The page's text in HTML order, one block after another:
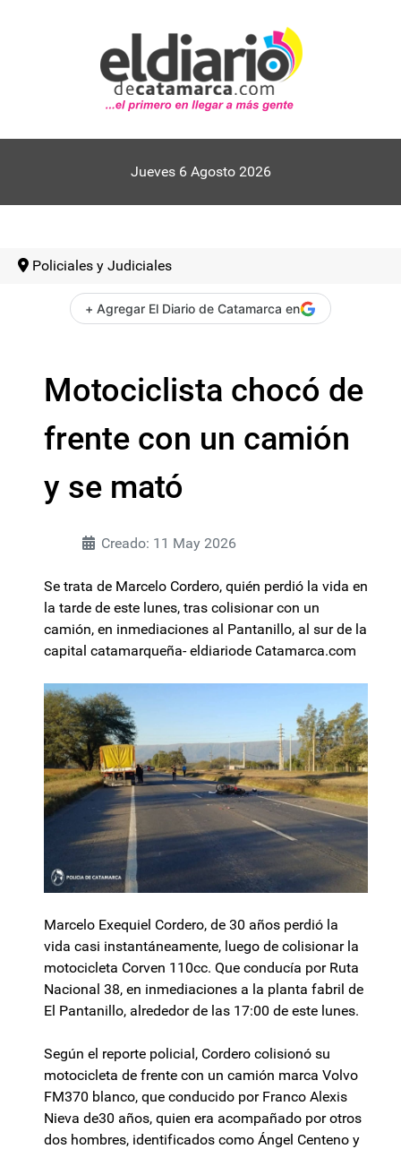
Jueves 6 Agosto 2026
Policiales y Judiciales
+ Agregar El Diario de Catamarca en
Motociclista chocó de
frente con un camión
y se mató
Creado: 11 May 2026
Se trata de Marcelo Cordero, quién perdió la vida en
la tarde de este lunes, tras colisionar con un
camión, en inmediaciones al Pantanillo, al sur de la
capital catamarqueña- eldiariode Catamarca.com
Marcelo Exequiel Cordero, de 30 años perdió la
vida casi instantáneamente, luego de colisionar la
motocicleta Corven 110cc. Que conducía por Ruta
Nacional 38, en inmediaciones a la planta fabril de
El Pantanillo, alrededor de las 17:00 de este lunes.
Según el reporte policial, Cordero colisionó su
motocicleta de frente con un camión marca Volvo
FM370 blanco, que conducido por Franco Alexis
Nieva de30 años, quien era acompañado por otros
dos hombres, identificados como Ángel Centeno y